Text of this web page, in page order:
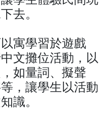
去。
寓學習於遊戲
文攤位活動，以
如量詞、擬聲
，讓學生以活動
識。